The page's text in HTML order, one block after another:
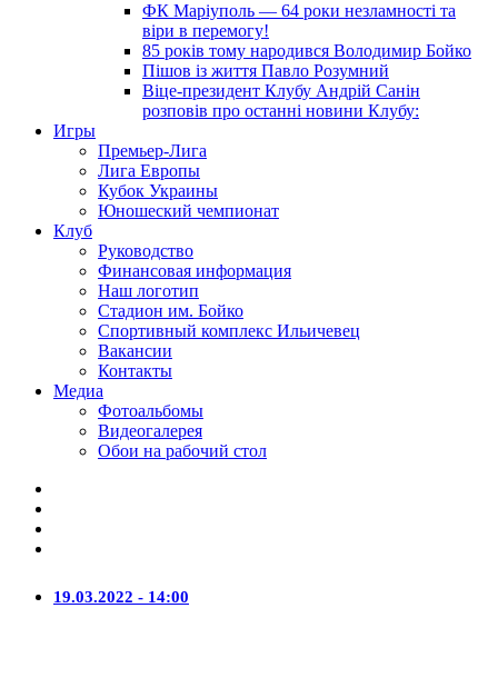
ФК Маріуполь — 64 роки незламності та
віри в перемогу!
85 років тому народився Володимир Бойко
Пішов із життя Павло Розумний
Віце-президент Клубу Андрій Санін
розповів про останні новини Клубу:
Игры
Премьер-Лига
Лига Европы
Кубок Украины
Юношеский чемпионат
Клуб
Руководство
Финансовая информация
Наш логотип
Стадион им. Бойко
Спортивный комплекс Ильичевец
Вакансии
Контакты
Медиа
Фотоальбомы
Видеогалерея
Обои на рабочий стол
19.03.2022 - 14:00